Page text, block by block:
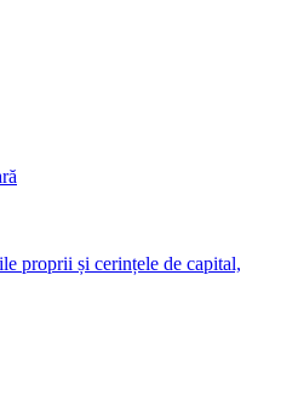
proprii și cerințele de capital,